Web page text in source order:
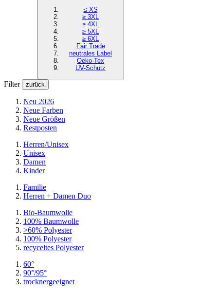
≤ XS
≥ 3XL
≥ 4XL
≥ 5XL
≥ 6XL
Fair Trade
neutrales Label
Oeko-Tex
UV-Schutz
Filter zurück
Neu 2026
Neue Farben
Neue Größen
Restposten
Herren/Unisex
Unisex
Damen
Kinder
Familie
Herren + Damen Duo
Bio-Baumwolle
100% Baumwolle
>60% Polyester
100% Polyester
recyceltes Polyester
60°
90°/95°
trocknergeeignet